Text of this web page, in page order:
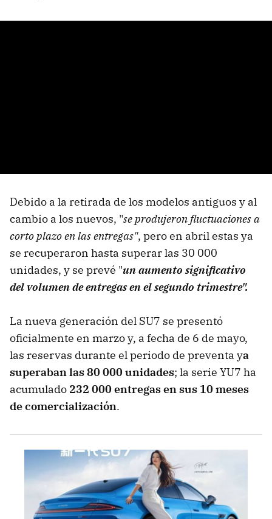
Debido a la retirada de los modelos antiguos y al
cambio a los nuevos, "se produjeron fluctuaciones a
corto plazo en las entregas", pero en abril estas ya
se recuperaron hasta superar las 30 000
unidades, y se prevé "un aumento significativo
del volumen de entregas en el segundo trimestre".
La nueva generación del SU7 se presentó
oficialmente en marzo y, a fecha de 6 de mayo,
las reservas durante el periodo de preventa ya
superaban las 80 000 unidades; la serie YU7 ha
acumulado 232 000 entregas en sus 10 meses
de comercialización.